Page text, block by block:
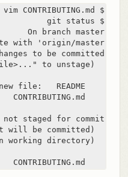
$ vim CONTRIBUTING.md
$ git status
On branch master